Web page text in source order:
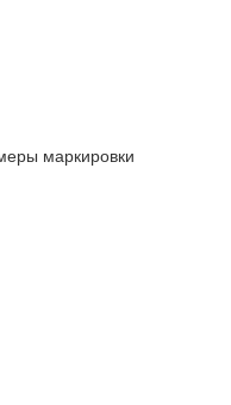
маркировки